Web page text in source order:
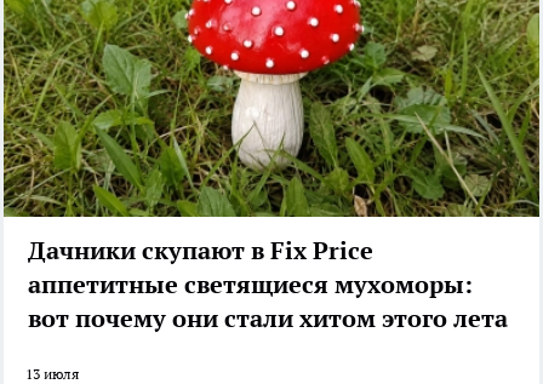
Дачники скупают в Fix Price
аппетитные светящиеся мухоморы:
вот почему они стали хитом этого лета
13 июля